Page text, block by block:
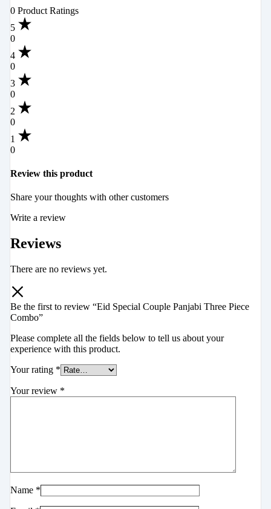
0 Product Ratings
5
0
4
0
3
0
2
0
1
0
Review this product
Share your thoughts with other customers
Write a review
Reviews
There are no reviews yet.
Be the first to review “Eid Special Couple Panjabi Three Piece
Combo”
Please complete all the fields below to tell us about your
experience with this product.
Your rating *
Your review *
Name *